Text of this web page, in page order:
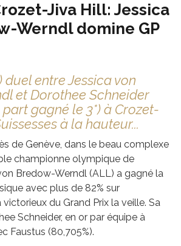
Jiva Hill: Jessica
Werndl domine GP
entre Jessica von
et Dorothee Schneider
gagné le 3*) à Crozet-
à la hauteur...
de Genève, dans le beau complexe
championne olympique de
Bredow-Werndl (ALL) a gagné la
avec plus de 82% sur
victorieux du Grand Prix la veille. Sa
Schneider, en or par équipe à
Faustus (80,705%).